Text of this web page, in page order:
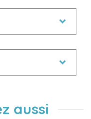
aussi